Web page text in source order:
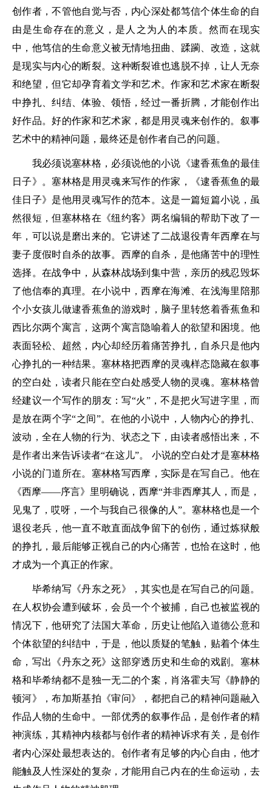
创作者，不管他自觉与否，内心深处都笃信个体生命的自
由是生命存在的意义，是人之为人的本质。然而在现实
中，他笃信的生命意义被无情地扭曲、蹂躏、改造，这就
是现实与内心的断裂。这种断裂谁也逃脱不掉，让人无奈
和绝望，但它却孕育着文学和艺术。作家和艺术家在断裂
中挣扎、纠结、体验、领悟，经过一番折腾，才能创作出
好作品。好的作家和艺术家，都是用灵魂来创作的。叙事
艺术中的精神问题，最终还是创作者自己的问题。
我必须说塞林格，必须说他的小说《逮香蕉鱼的最佳
日子》。塞林格是用灵魂来写作的作家，《逮香蕉鱼的最
佳日子》是他用灵魂写作的范本。这是一篇短篇小说，虽
然很短，但塞林格在《纽约客》两名编辑的帮助下改了一
年，可以说是磨出来的。它讲述了二战退役青年西摩在与
妻子度假时自杀的故事。西摩的自杀，是他痛苦中的理性
选择。在战争中，从森林战场到集中营，亲历的残忍毁坏
了他信奉的真理。在小说中，西摩在海滩、在浅海里陪那
个小女孩儿做逮香蕉鱼的游戏时，脑子里转悠着香蕉鱼和
西比尔两个寓言，这两个寓言隐喻着人的欲望和困境。他
表面轻松、超然，内心却经历着痛苦挣扎，自杀只是他内
心挣扎的一种结果。塞林格把西摩的灵魂样态隐藏在叙事
的空白处，读者只能在空白处感受人物的灵魂。塞林格曾
经建议一个写作的朋友：写“火”，不是把火写进字里，而
是放在两个字“之间”。在他的小说中，人物内心的挣扎、
波动，全在人物的行为、状态之下，由读者感悟出来，不
是作者出来告诉读者“在这儿”。 小说的空白处才是塞林格
小说的门道所在。塞林格写西摩，实际是在写自己。他在
《西摩——序言》里明确说，西摩“并非西摩其人，而是，
见鬼了，哎呀，一个与我自己很像的人”。塞林格也是一个
退役老兵，他一直不敢直面战争留下的创伤，通过炼狱般
的挣扎，最后能够正视自己的内心痛苦，也恰在这时，他
才成为一个真正的作家。
毕希纳写《丹东之死》，其实也是在写自己的问题。
在人权协会遭到破坏，会员一个个被捕，自己也被监视的
情况下，他研究了法国大革命，历史让他陷入道德公意和
个体欲望的纠结中，于是，他以质疑的笔触，贴着个体生
命，写出《丹东之死》这部穿透历史和生命的戏剧。塞林
格和毕希纳都不是独一无二的个案，肖洛霍夫写《静静的
顿河》，布加斯基拍《审问》，都把自己的精神问题融入
作品人物的生命中。一部优秀的叙事作品，是创作者的精
神演练，其精神内核都与创作者的精神诉求有关，是创作
者内心深处最想表达的。创作者有足够的内心自由，他才
能触及人性深处的复杂，才能用自己内在的生命运动，去